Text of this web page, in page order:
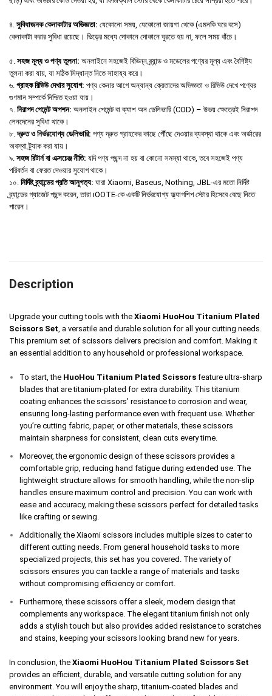
৪. সুবিধাজনক কেনাকাটার অভিজ্ঞতা: যেকোনো সময়, যেকোনো জায়গা থেকে (এমনকি ঘরে বসে)
কেনাকাটা করার সুবিধা রয়েছে। ভিড়ের মধ্যে দোকানে দোকানে ঘুরতে হয় না, ফলে সময় বাঁচে।
৫. সহজ মূল্য ও পণ্য তুলনা: অনলাইনে সহজেই বিভিন্ন ব্র্যান্ড ও মডেলের পণ্যের মূল্য এবং বৈশিষ্ট্য
তুলনা করা যায়, যা সঠিক সিদ্ধান্ত নিতে সাহায্য করে।
৬. গ্রাহক রিভিউ দেখার সুযোগ: পণ্য কেনার আগে অন্যান্য ক্রেতাদের অভিজ্ঞতা ও রিভিউ দেখে পণ্যের
গুণমান সম্পর্কে নিশ্চিত হওয়া যায়।
৭. নিরাপদ পেমেন্ট অপশন: অনলাইন পেমেন্ট বা ক্যাশ অন ডেলিভারি (COD) – উভয় ক্ষেত্রেই নিরাপদ
লেনদেনের সুবিধা থাকে।
৮.দ্রুত ও নির্ভরযোগ্য ডেলিভারি: পণ্য দ্রুত গ্রাহকের কাছে পৌঁছে দেওয়ার ব্যবস্থা থাকে এবং অর্ডারের
অবস্থা ট্র্যাক করা যায়।
৯. সহজ রিটার্ন বা এক্সচেঞ্জ নীতি: যদি পণ্য পছন্দ না হয় বা কোনো সমস্যা থাকে, তবে সহজেই পণ্য
পরিবর্তন বা ফেরত দেওয়ার সুযোগ থাকে।
১০. নির্দিষ্ট ব্র্যান্ডের প্রতি আনুগত্য: যারা Xiaomi, Baseus, Nothing, JBL-এর মতো নির্দিষ্ট
ব্র্যান্ডের গ্যাজেট পছন্দ করেন, তারা iOOTE-কে একটি নির্ভরযোগ্য ফ্ল্যাগশিপ স্টোর হিসেবে বেছে নিতে
পারেন।
Description
Upgrade your cutting tools with the Xiaomi HuoHou Titanium Plated
Scissors Set, a versatile and durable solution for all your cutting needs.
This premium set of scissors delivers precision and comfort. Making it
an essential addition to any household or professional workspace.
To start, the HuoHou Titanium Plated Scissors feature ultra-sharp
blades that are titanium-plated for extra durability. This titanium
coating enhances the scissors’ resistance to corrosion and wear,
ensuring long-lasting performance even with frequent use. Whether
you’re cutting fabric, paper, or other materials, these scissors
maintain sharpness for consistent, clean cuts every time.
Moreover, the ergonomic design of these scissors provides a
comfortable grip, reducing hand fatigue during extended use. The
lightweight structure allows for smooth handling, while the non-slip
handles ensure maximum control and precision. You can work with
ease and accuracy, making these scissors perfect for detailed tasks
like crafting or sewing.
Additionally, the Xiaomi scissors includes multiple sizes to cater to
different cutting needs. From general household tasks to more
specialized projects, this set has you covered. The variety of
scissors ensures you can tackle a range of materials and tasks
without compromising efficiency or comfort.
Furthermore, these scissors offer a sleek, modern design that
complements any workspace. The elegant titanium finish not only
adds a stylish touch but also provides added resistance to scratches
and stains, keeping your scissors looking brand new for years.
In conclusion, the Xiaomi HuoHou Titanium Plated Scissors Set
provides an efficient, durable, and versatile cutting solution for any
environment. You will enjoy the sharp, titanium-coated blades and